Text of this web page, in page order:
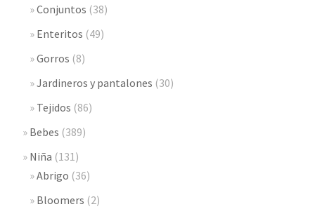
Conjuntos (38)
Enteritos (49)
Gorros (8)
Jardineros y pantalones (30)
Tejidos (86)
Bebes (389)
Niña (131)
Abrigo (36)
Bloomers (2)